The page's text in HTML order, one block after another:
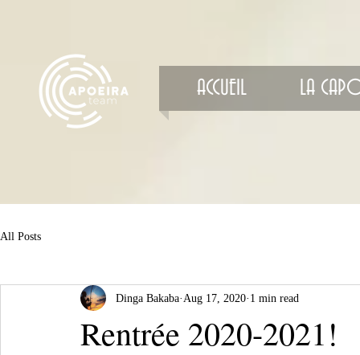
ACCUEIL LA
All Posts
Rentrée 2020-2021!
Dinga Bakaba Aug 17, 2020 1 min read